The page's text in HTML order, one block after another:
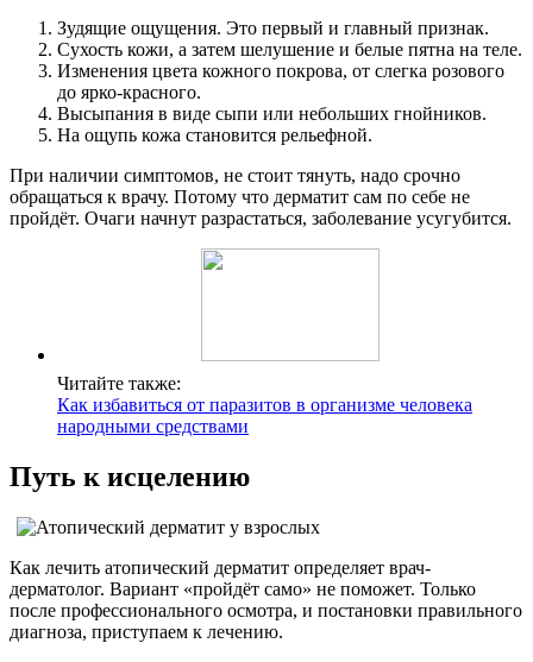
Зудящие ощущения. Это первый и главный признак.
Сухость кожи, а затем шелушение и белые пятна на теле.
Изменения цвета кожного покрова, от слегка розового
до ярко-красного.
Высыпания в виде сыпи или небольших гнойников.
На ощупь кожа становится рельефной.
При наличии симптомов, не стоит тянуть, надо срочно
обращаться к врачу. Потому что дерматит сам по себе не
пройдёт. Очаги начнут разрастаться, заболевание усугубится.
Читайте также:
Как избавиться от паразитов в организме человека
народными средствами
Путь к исцелению
Как лечить атопический дерматит определяет врач-
дерматолог. Вариант «пройдёт само» не поможет. Только
после профессионального осмотра, и постановки правильного
диагноза, приступаем к лечению.